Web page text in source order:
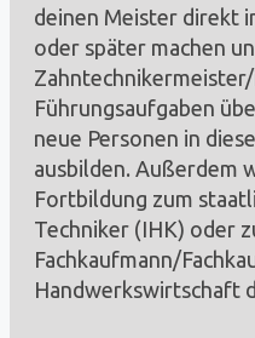
deinen Meister direkt
oder später machen
Führungsaufgaben
neue Personen in
ausbilden. Außerdem
Fortbildung zum
Techniker (IHK) oder
Fachkaufmann/
Handwerkswirtschaft